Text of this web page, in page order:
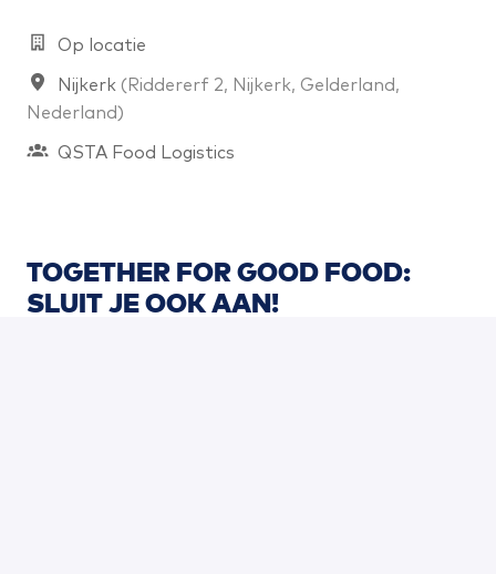
Op locatie
Nijkerk ( Riddererf 2, Nijkerk, Gelderland,
Nederland)
QSTA Food Logistics
TOGETHER FOR GOOD FOOD:
SLUIT JE OOK AAN!